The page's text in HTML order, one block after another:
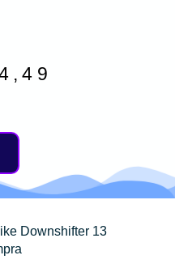
Downshifter 13